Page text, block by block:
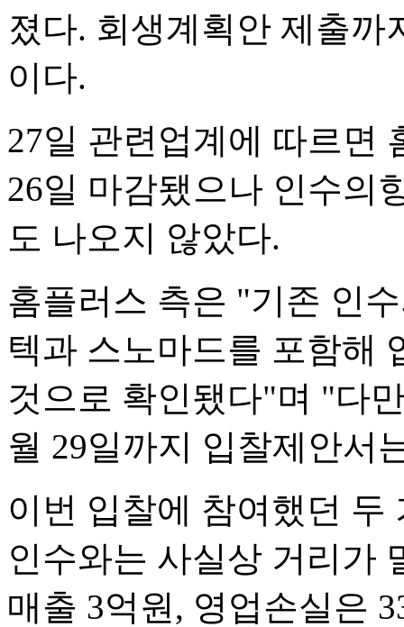
졌다. 회생계획안 제출까
이다.
27일 관련업계에 따르면
26일 마감됐으나 인수의
도 나오지 않았다.
홈플러스 측은 "기존 인
텍과 스노마드를 포함해
것으로 확인됐다"며 "다
월 29일까지 입찰제안서
이번 입찰에 참여했던 두
인수와는 사실상 거리가
매출 3억원, 영업손실은